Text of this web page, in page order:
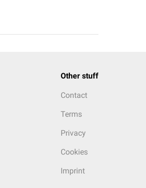
Other stuff
Contact
Terms
Privacy
Cookies
Imprint